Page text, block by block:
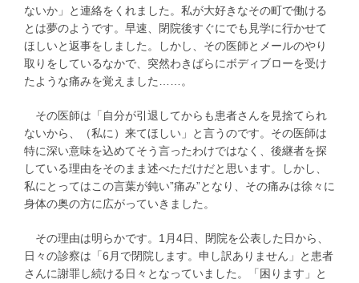
ないか」と連絡をくれました。私が大好きなその町で働ける
とは夢のようです。早速、閉院後すぐにでも見学に行かせて
ほしいと返事をしました。しかし、その医師とメールのやり
取りをしているなかで、突然わきばらにボディブローを受け
たような痛みを覚えました……。
その医師は「自分が引退してからも患者さんを見捨てられ
ないから、（私に）来てほしい」と言うのです。その医師は
特に深い意味を込めてそう言ったわけではなく、後継者を探
している理由をそのまま述べただけだと思います。しかし、
私にとってはこの言葉が鈍い”痛み”となり、その痛みは徐々に
身体の奥の方に広がっていきました。
その理由は明らかです。1月4日、閉院を公表した日から、
日々の診察は「6月で閉院します。申し訳ありません」と患者
さんに謝罪し続ける日々となっていました。「困ります」と